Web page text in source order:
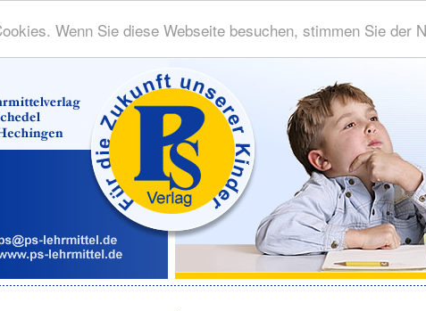
Wenn Sie diese Webseite besuchen, stimmen Sie der